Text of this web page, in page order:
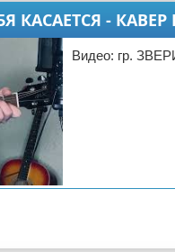
КАСАЕТСЯ - КАВЕР
Видео: гр.